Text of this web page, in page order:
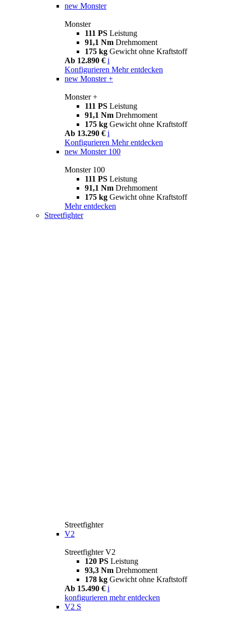
new Monster
Monster
111 PS Leistung
91,1 Nm Drehmoment
175 kg Gewicht ohne Kraftstoff
Ab 12.890 € i
Konfigurieren Mehr entdecken
new Monster +
Monster +
111 PS Leistung
91,1 Nm Drehmoment
175 kg Gewicht ohne Kraftstoff
Ab 13.290 € i
Konfigurieren Mehr entdecken
new Monster 100
Monster 100
111 PS Leistung
91,1 Nm Drehmoment
175 kg Gewicht ohne Kraftstoff
Mehr entdecken
Streetfighter
Streetfighter
V2
Streetfighter V2
120 PS Leistung
93,3 Nm Drehmoment
178 kg Gewicht ohne Kraftstoff
Ab 15.490 € i
konfigurieren mehr entdecken
V2 S